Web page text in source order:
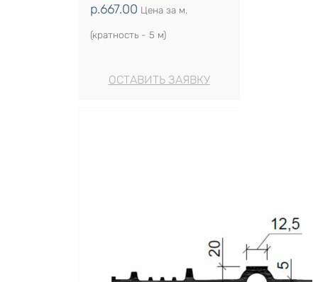
р.667.00 Цена за м.
(кратность - 5 м)
ОСТАВИТЬ ЗАЯВКУ